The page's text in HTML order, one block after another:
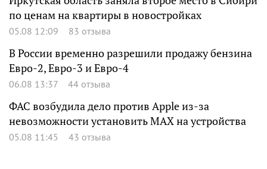
по ценам на квартиры в новостройках
05.08 12:09 83 отзыва
В России временно разрешили продажу бензина
Евро-2, Евро-3 и Евро-4
06.08 13:37 44 отзыва
ФАС возбудила дело против Apple из-за
невозможности установить MAX на устройства
05.08 11:45 43 отзыва